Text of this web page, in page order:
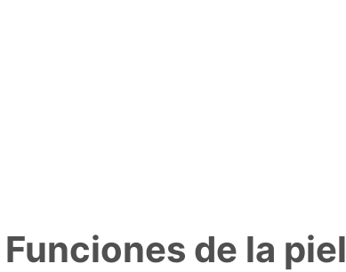
Funciones de la piel